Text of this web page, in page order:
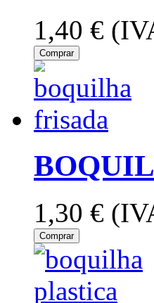
1,40 €
Comprar
1,30 €
Comprar